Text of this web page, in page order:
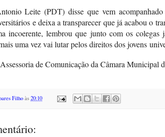
Leite (PDT) disse que vem
e deixa a transparecer que já acabou o
incoerente, lembrou que junto com os colegas
uma vez vai lutar pelos direitos dos jovens
de Comunicação da Câmara Municipal
Filho às 20:10